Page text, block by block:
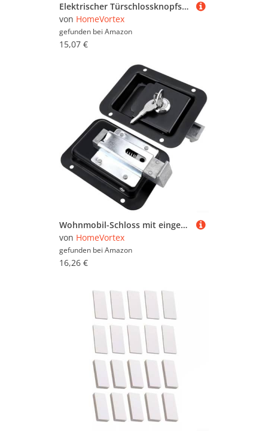
Elektrischer Türschlossknopfschutz für Honda für PCX125 PCX160 2021 2024 Lgnition Schalterabdeckung CNC-Aluminium für lange Lebensdauer (lila)
von HomeVortex
gefunden bei Amazon
15,07 €
Wohnmobil-Schloss mit eingebautem Panel-Design und Schlüssel, perfekte Wahl für die Sicherung von Schranktüren
von HomeVortex
gefunden bei Amazon
16,26 €